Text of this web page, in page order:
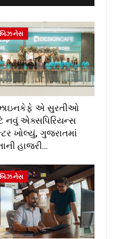
બિઝનેસ
એ સુરતીઓ
નવું એક્સપિરિયન્સ
ખોલ્યું, ગુજરાતમાં
હાજરી…
બિઝનેસ